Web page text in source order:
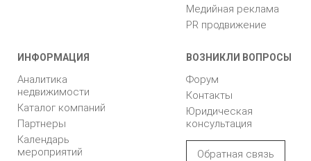
Медийная реклама
PR продвижение
ИНФОРМАЦИЯ
Аналитика
недвижимости
Каталог компаний
Партнеры
Календарь
мероприятий
ВОЗНИКЛИ ВОПРОСЫ
Форум
Контакты
Юридическая
консультация
Обратная связь